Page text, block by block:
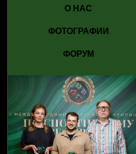
О НАС
ФОТОГРАФИИ
ФОРУМ